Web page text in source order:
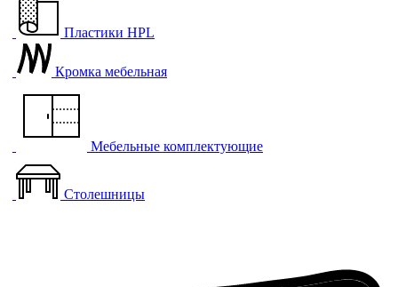
Пластики HPL
Кромка мебельная
Мебельные комплектующие
Столешницы